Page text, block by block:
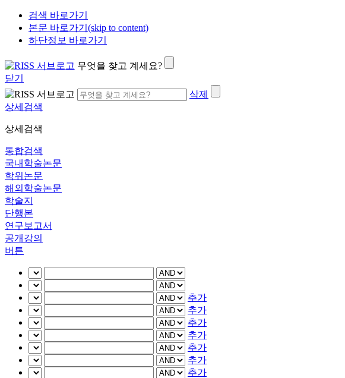
검색 바로가기
본문 바로가기(skip to content)
하단정보 바로가기
무엇을 찾고 계세요?
닫기
삭제
상세검색
상세검색
통합검색
국내학술논문
학위논문
해외학술논문
학술지
단행본
연구보고서
공개강의
버튼
추가
추가
추가
추가
추가
추가
추가